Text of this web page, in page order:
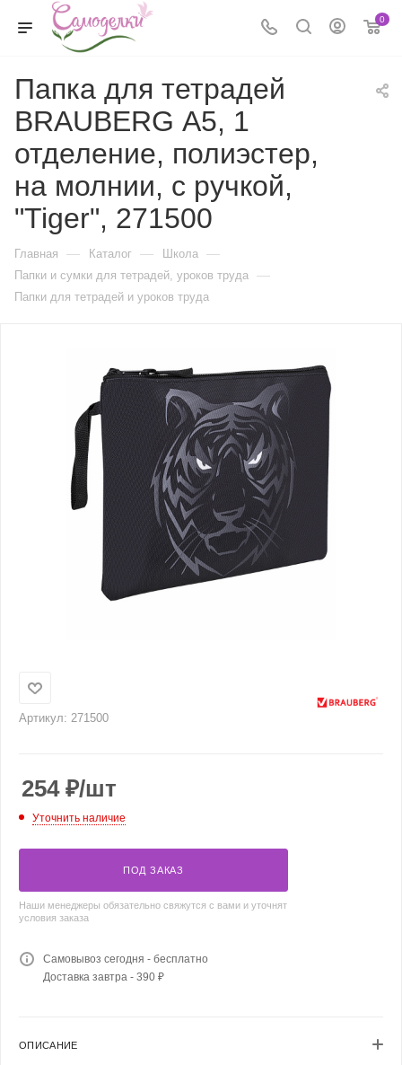
0
Папка для тетрадей
BRAUBERG А5, 1
отделение, полиэстер,
на молнии, с ручкой,
"Tiger", 271500
Главная — Каталог — Школа —
Папки и сумки для тетрадей, уроков труда —
Папки для тетрадей и уроков труда
Артикул: 271500
254₽/шт
Уточнить наличие
ПОД ЗАКАЗ
Наши менеджеры обязательно свяжутся с вами и уточнят
условия заказа
Самовывоз сегодня - бесплатно
Доставка завтра - 390 ₽
ОПИСАНИЕ